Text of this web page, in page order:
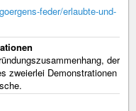
feder/erlaubte-und-
der
zweierlei Demonstrationen